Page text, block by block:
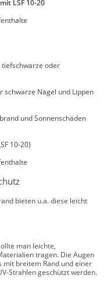
LSF 10-20
oder
schwarze Nägel und Lippen
und Sonnenschäden
10-20)
bieten u.a. diese leicht
man leichte,
tragen. Die Augen
mit breitem Rand und einer
Strahlen geschützt werden.